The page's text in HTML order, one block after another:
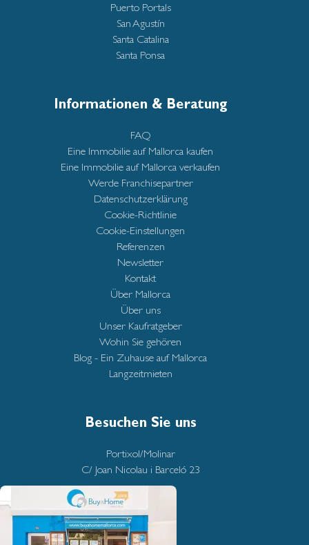
Puerto Portals
San Agustín
Santa Catalina
Santa Ponsa
Informationen & Beratung
FAQ
Eine Immobilie auf Mallorca kaufen
Eine Immobilie auf Mallorca verkaufen
Werde Franchisepartner
Datenschutzerklärung
Cookie-Richtlinie
Cookie-Einstellungen
Referenzen
Newsletter
Kontakt
Über Mallorca
Über uns
Unser Kaufratgeber
Wohin Sie gehören
Blog - Ein Zuhause auf Mallorca
Langzeitmieten
Besuchen Sie uns
Portixol/Molinar
C/ Joan Nicolau i Barceló 23